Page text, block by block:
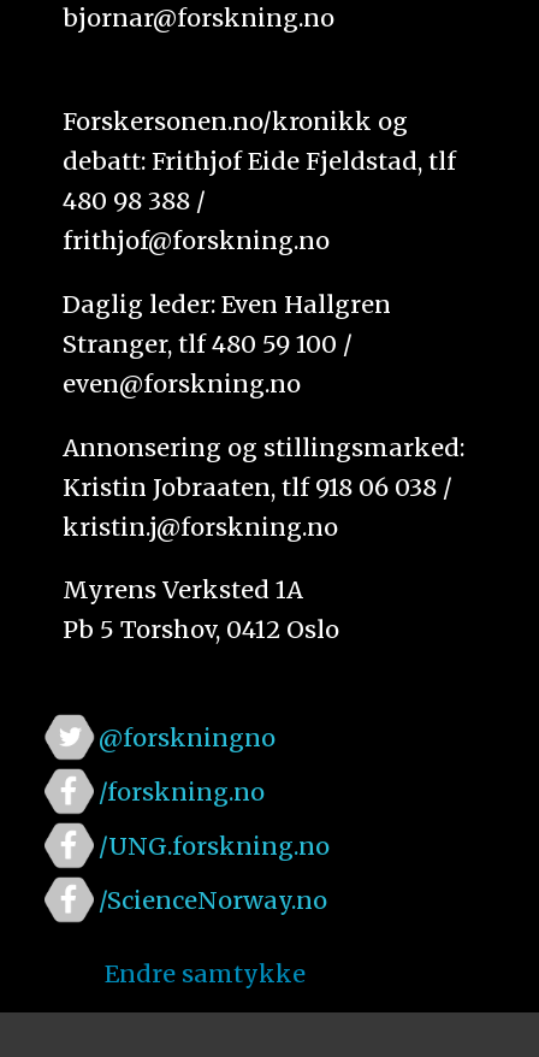
bjornar@forskning.no
Forskersonen.no/kronikk og
debatt: Frithjof Eide Fjeldstad, tlf
480 98 388 /
frithjof@forskning.no
Daglig leder: Even Hallgren
Stranger, tlf 480 59 100 /
even@forskning.no
Annonsering og stillingsmarked:
Kristin Jobraaten, tlf 918 06 038 /
kristin.j@forskning.no
Myrens Verksted 1A
Pb 5 Torshov, 0412 Oslo
@forskningno
/forskning.no
/UNG.forskning.no
/ScienceNorway.no
Endre samtykke